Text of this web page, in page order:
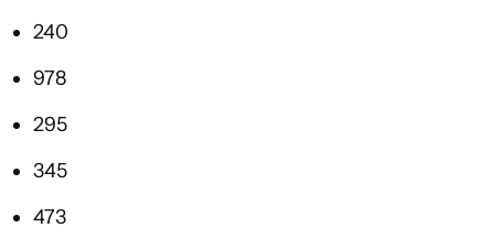
240
978
295
345
473